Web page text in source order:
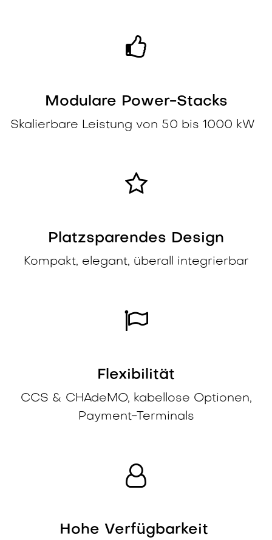
Modulare Power-Stacks
Skalierbare Leistung von 50 bis 1000 kW
Platzsparendes Design
Kompakt, elegant, überall integrierbar
Flexibilität
CCS & CHAdeMO, kabellose Optionen,
Payment-Terminals
Hohe Verfügbarkeit